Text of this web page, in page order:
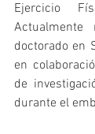
Ejercicio
doctorado en
en
de
durante el